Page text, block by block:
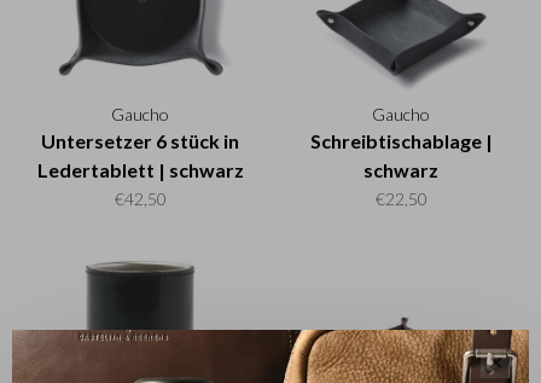
Gaucho
Untersetzer 6 stück in
Ledertablett | schwarz
€42,50
Gaucho
Schreibtischablage |
schwarz
€22,50
✕